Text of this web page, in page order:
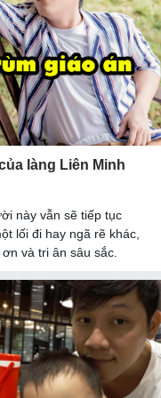
làng Liên Minh
này vẫn sẽ tiếp tục
lối đi hay ngã rẽ khác,
và tri ân sâu sắc.